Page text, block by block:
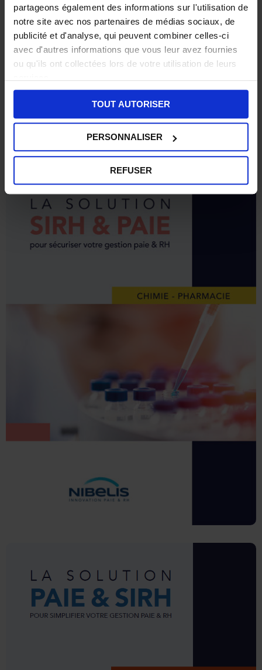
partageons également des informations sur l'utilisation de
notre site avec nos partenaires de médias sociaux, de
publicité et d'analyse, qui peuvent combiner celles-ci
avec d'autres informations que vous leur avez fournies
ou qu'ils ont collectées lors de votre utilisation de leurs
TOUT AUTORISER
PERSONNALISER
REFUSER